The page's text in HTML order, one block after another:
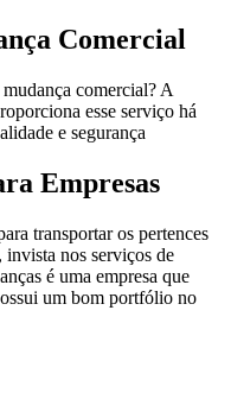
Comercial
comercial? A
esse serviço há
e segurança
Empresas
transportar os pertences
invista nos serviços de
é uma empresa que
um bom portfólio no